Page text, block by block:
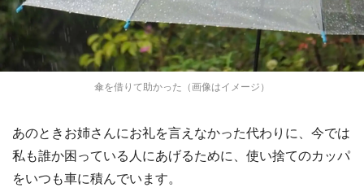
傘を借りて助かった（画像はイメージ）
あのときお姉さんにお礼を言えなかった代わりに、今では
私も誰か困っている人にあげるために、使い捨てのカッパ
をいつも車に積んでいます。